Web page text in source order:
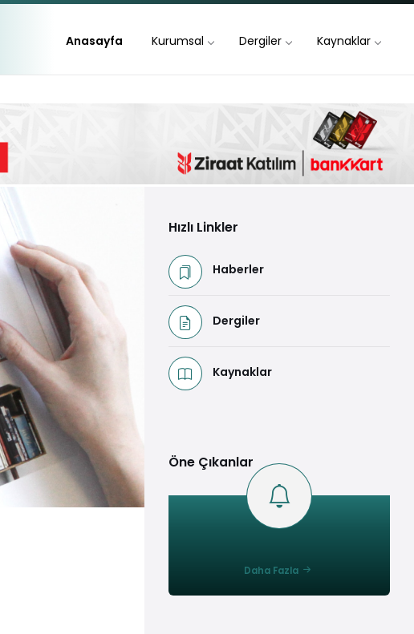
Anasayfa Kurumsal Dergiler Kaynaklar
Hızlı Linkler
Haberler
Dergiler
Kaynaklar
Öne Çıkanlar
Daha Fazla